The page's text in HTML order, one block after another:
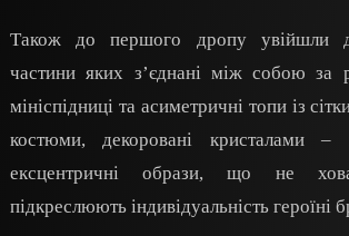
Також до першого дропу увійшли
частини яких з’єднані між собою за
мініспідниці та асиметричні топи із
костюми, декоровані кристалами –
ексцентричні образи, що не
підкреслюють індивідуальність героїні